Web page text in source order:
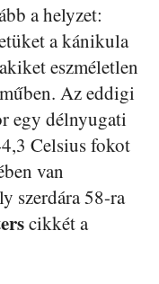
a helyzet:
a kánikula
eszméletlen
Az eddigi
egy délnyugati
Celsius fokot
van
szerdára 58-ra
cikkét a